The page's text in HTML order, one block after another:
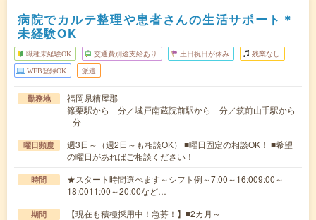
病院でカルテ整理や患者さんの生活サポート＊
未経験OK
職種未経験OK 交通費別途支給あり 土日祝日が休み 残業なし
WEB登録OK 派遣
勤務地
福岡県糟屋郡
篠栗駅から---分／城戸南蔵院前駅から---分／筑前山手駅から-
--分
曜日頻度
週3日～（週2日～も相談OK） ■曜日固定の相談OK！ ■希望
の曜日があればご相談ください！
時間
★スタート時間選べます～シフト例～7:00～16:009:00～
18:0011:00～20:00など…
期間 【現在も積極採用中！急募！】■2カ月～